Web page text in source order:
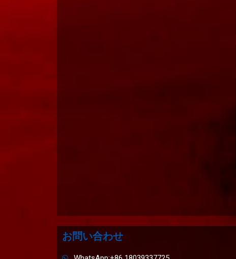
お問い合わせ